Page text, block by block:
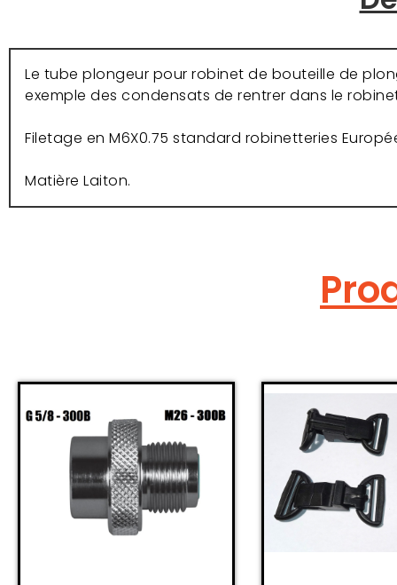
Le tube plongeur pour robinet de bouteille de
exemple des condensats de rentrer dans le
Filetage en M6X0.75 standard robinetteries
Matière Laiton.